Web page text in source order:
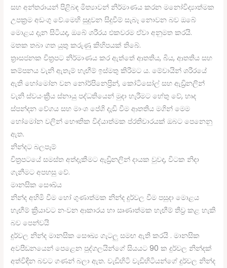
සහ අන්තරායන් පිළිබඳ මිත්‍යාවන් නිර්මාණය කරන මනෝවිද්‍යාත්මක
උපක්‍රම අඩංගු වේ.මෙහි සුදුවන සිදුවීම් සැබෑ නොවන බව ඔබේ
මොළය දැන සිටියද, ඔබේ ශරීරය එකවරම ඒවා අනුමත කරයි.
මතක තබා ගත යුතු කරුණු කිහිපයක් තිබේ.
ත්‍රාසජනක චිත්‍රපට නිර්මාණය කර ඇත්තේ ආතතිය, බිය, ආතතිය සහ
කම්පනය වැනි ඇතැම් හැඟීම් ඉස්මතු කිරීමට ය. මේවායින් ශරීරයේ
ඇති හෝමෝන වන නෝර්පිනෙප්‍රින්, කෝටිසෝල් සහ ඇඩ්‍රිනලින්
වැනි ස්වයංක්‍රීය ස්නායු පද්ධතියෙන් මුදා හැරීමට හේතු වේ, හෘද
ස්පන්දන වේගය සහ මාංශ පේශි දැඩි වීම ආතතිය මගින් මෙම
හෝමෝන වලින් භෞතික විද්යාත්මක ප්රතිචාරයක් ඔබට පෙනෙනු
ඇත.
නින්දට බලපෑම්
චිත්‍රපටයේ සමස්ත අත්දැකීමට ඇඩ්‍රිනලින් දායක වුවද, විටක නිදා
ගැනීමට අපහසු වේ.
මානසික සෞඛ්ය
නින්ද අහිමි වීම හෝ ගුණාත්මක නින්ද දුර්වල වීම පසුදා මොළය
හැඟීම් ක්‍රියාවට නංවන ආකාරය හා ඍණාත්මක හැඟීම් තීව්‍ර කළ හැකි
බව පෙන්වයි
දුර්වල නින්ද මානසික සෞඛ්‍ය ගැටලු සමඟ ඇති කරයි . මානසික
අවපීඩනයෙන් පෙළෙන පුද්ගලයින්ගේ සියයට 90 ක දුර්වල නින්දක්
අත්විඳින බවට ගණන් බලා ඇත. වැඩිහිටි වැඩිහිටියන්ගේ දුර්වල නින්ද